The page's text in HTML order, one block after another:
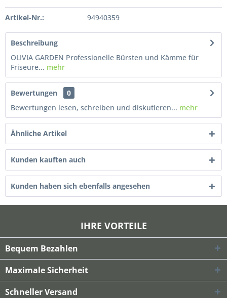
Artikel-Nr.: 94940359
Beschreibung
OLIVIA GARDEN Professionelle Bürsten und Kämme für
Friseure... mehr
Bewertungen
0
Bewertungen lesen, schreiben und diskutieren... mehr
Ähnliche Artikel
Kunden kauften auch
Kunden haben sich ebenfalls angesehen
IHRE VORTEILE
Bequem Bezahlen
Maximale Sicherheit
Schneller Versand